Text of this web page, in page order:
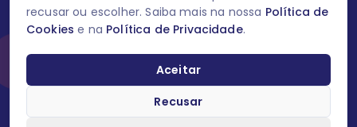
recusar ou escolher. Saiba mais na nossa Política de
Cookies e na Política de Privacidade.
Aceitar
Recusar
O laboratório Servier do Brasil respeita os seus dados! Caso deseje
dados pessoais você pode fazê-lo a qualquer momento entrando
em contato através do site www.semprecuidando.com.br na opção
fale conosco.